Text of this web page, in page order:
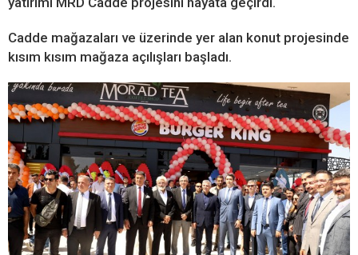
Cadde mağazaları ve üzerinde yer alan konut projesinde
kısım kısım mağaza açılışları başladı.